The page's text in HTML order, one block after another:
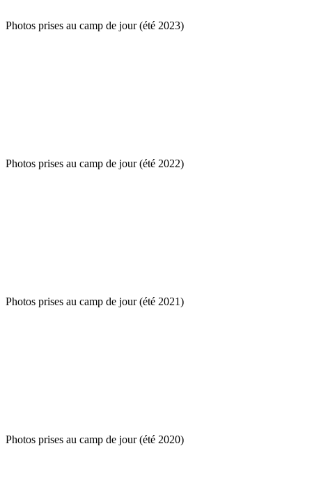
Photos prises au camp de jour (été 2023)
Photos prises au camp de jour (été 2022)
Photos prises au camp de jour (été 2021)
Photos prises au camp de jour (été 2020)